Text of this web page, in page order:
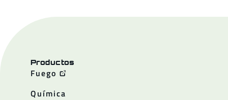
Productos
Fuego
Química